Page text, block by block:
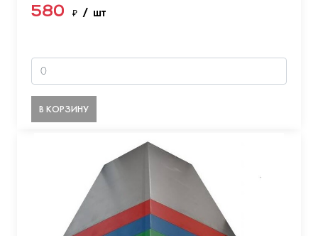
580 ₽ / шт
В КОРЗИНУ